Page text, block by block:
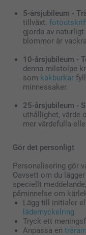
5-årsjubileum -
tillväxt.
gjorda av
blommor är
10-årsjubileum -
denna milstolpe
som kakburkar
minnessaker.
25-årsjubileum -
uthållighet, värde
mer värdefulla
Gör det personligt
Personalisering gör
Oavsett om du
speciellt
påminnelse om
Lägg till initialer
lädernyckelring
Tryck ett
Anpassa en